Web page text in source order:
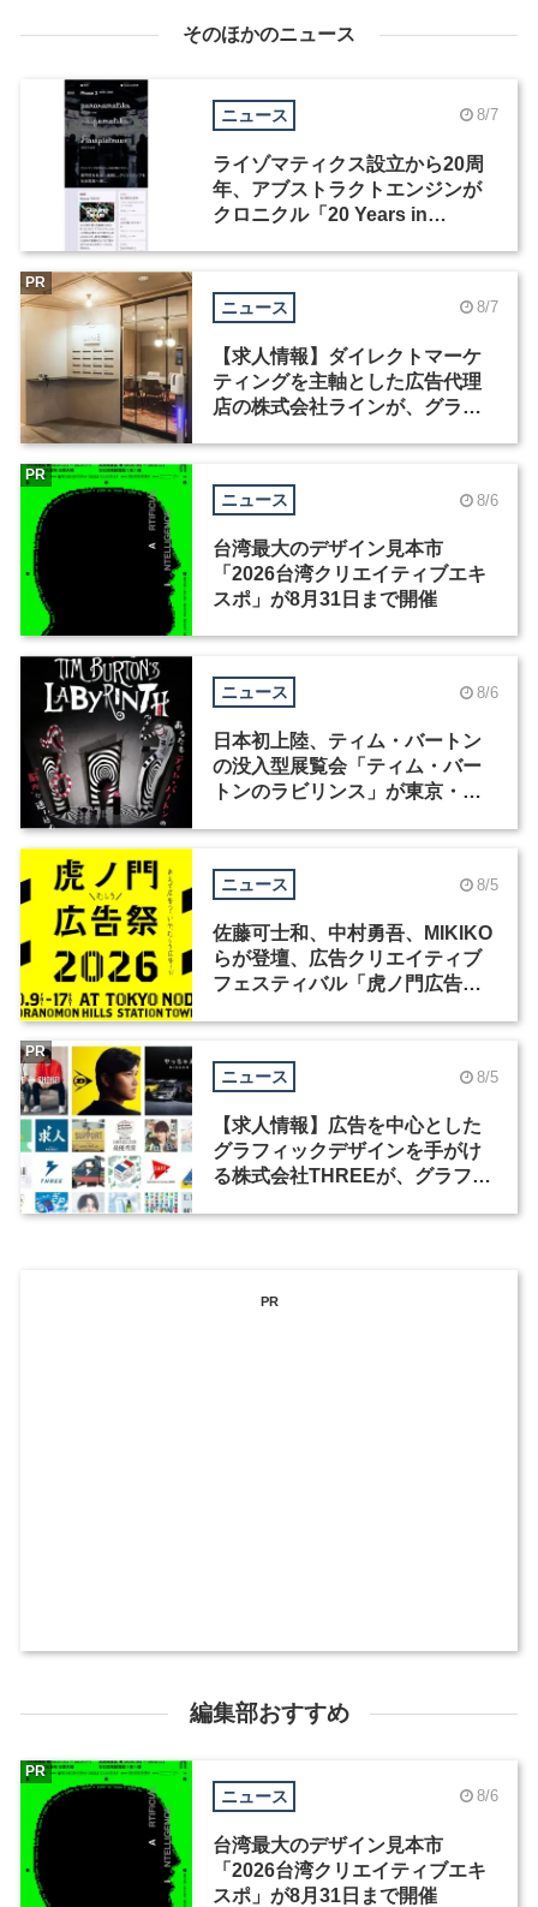
そのほかのニュース
ニュース 8/7
ライゾマティクス設立から20周
年、アブストラクトエンジンが
クロニクル「20 Years in
ニュース 8/7
【求人情報】ダイレクトマーケ
ティングを主軸とした広告代理
店の株式会社ラインが、グラフ
PR
ニュース 8/6
台湾最大のデザイン見本市
「2026台湾クリエイティブエキ
スポ」が8月31日まで開催
PR
ニュース 8/6
日本初上陸、ティム・バートン
の没入型展覧会「ティム・バー
トンのラビリンス」が東京・豊
ニュース 8/5
佐藤可士和、中村勇吾、MIKIKO
らが登壇、広告クリエイティブ
フェスティバル「虎ノ門広告
ニュース 8/5
【求人情報】広告を中心とした
グラフィックデザインを手がけ
る株式会社THREEが、グラフィ
PR
PR
編集部おすすめ
ニュース 8/6
台湾最大のデザイン見本市
「2026台湾クリエイティブエキ
スポ」が8月31日まで開催
PR